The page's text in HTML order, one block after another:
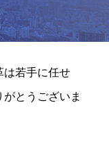
は若手に任せ
とうございま